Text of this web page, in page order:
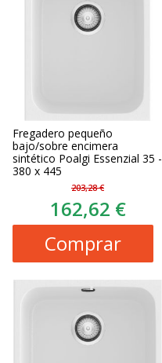
Fregadero pequeño
bajo/sobre encimera
sintético Poalgi Essenzial 35 -
380 x 445
203,28 €
162,62 €
Comprar